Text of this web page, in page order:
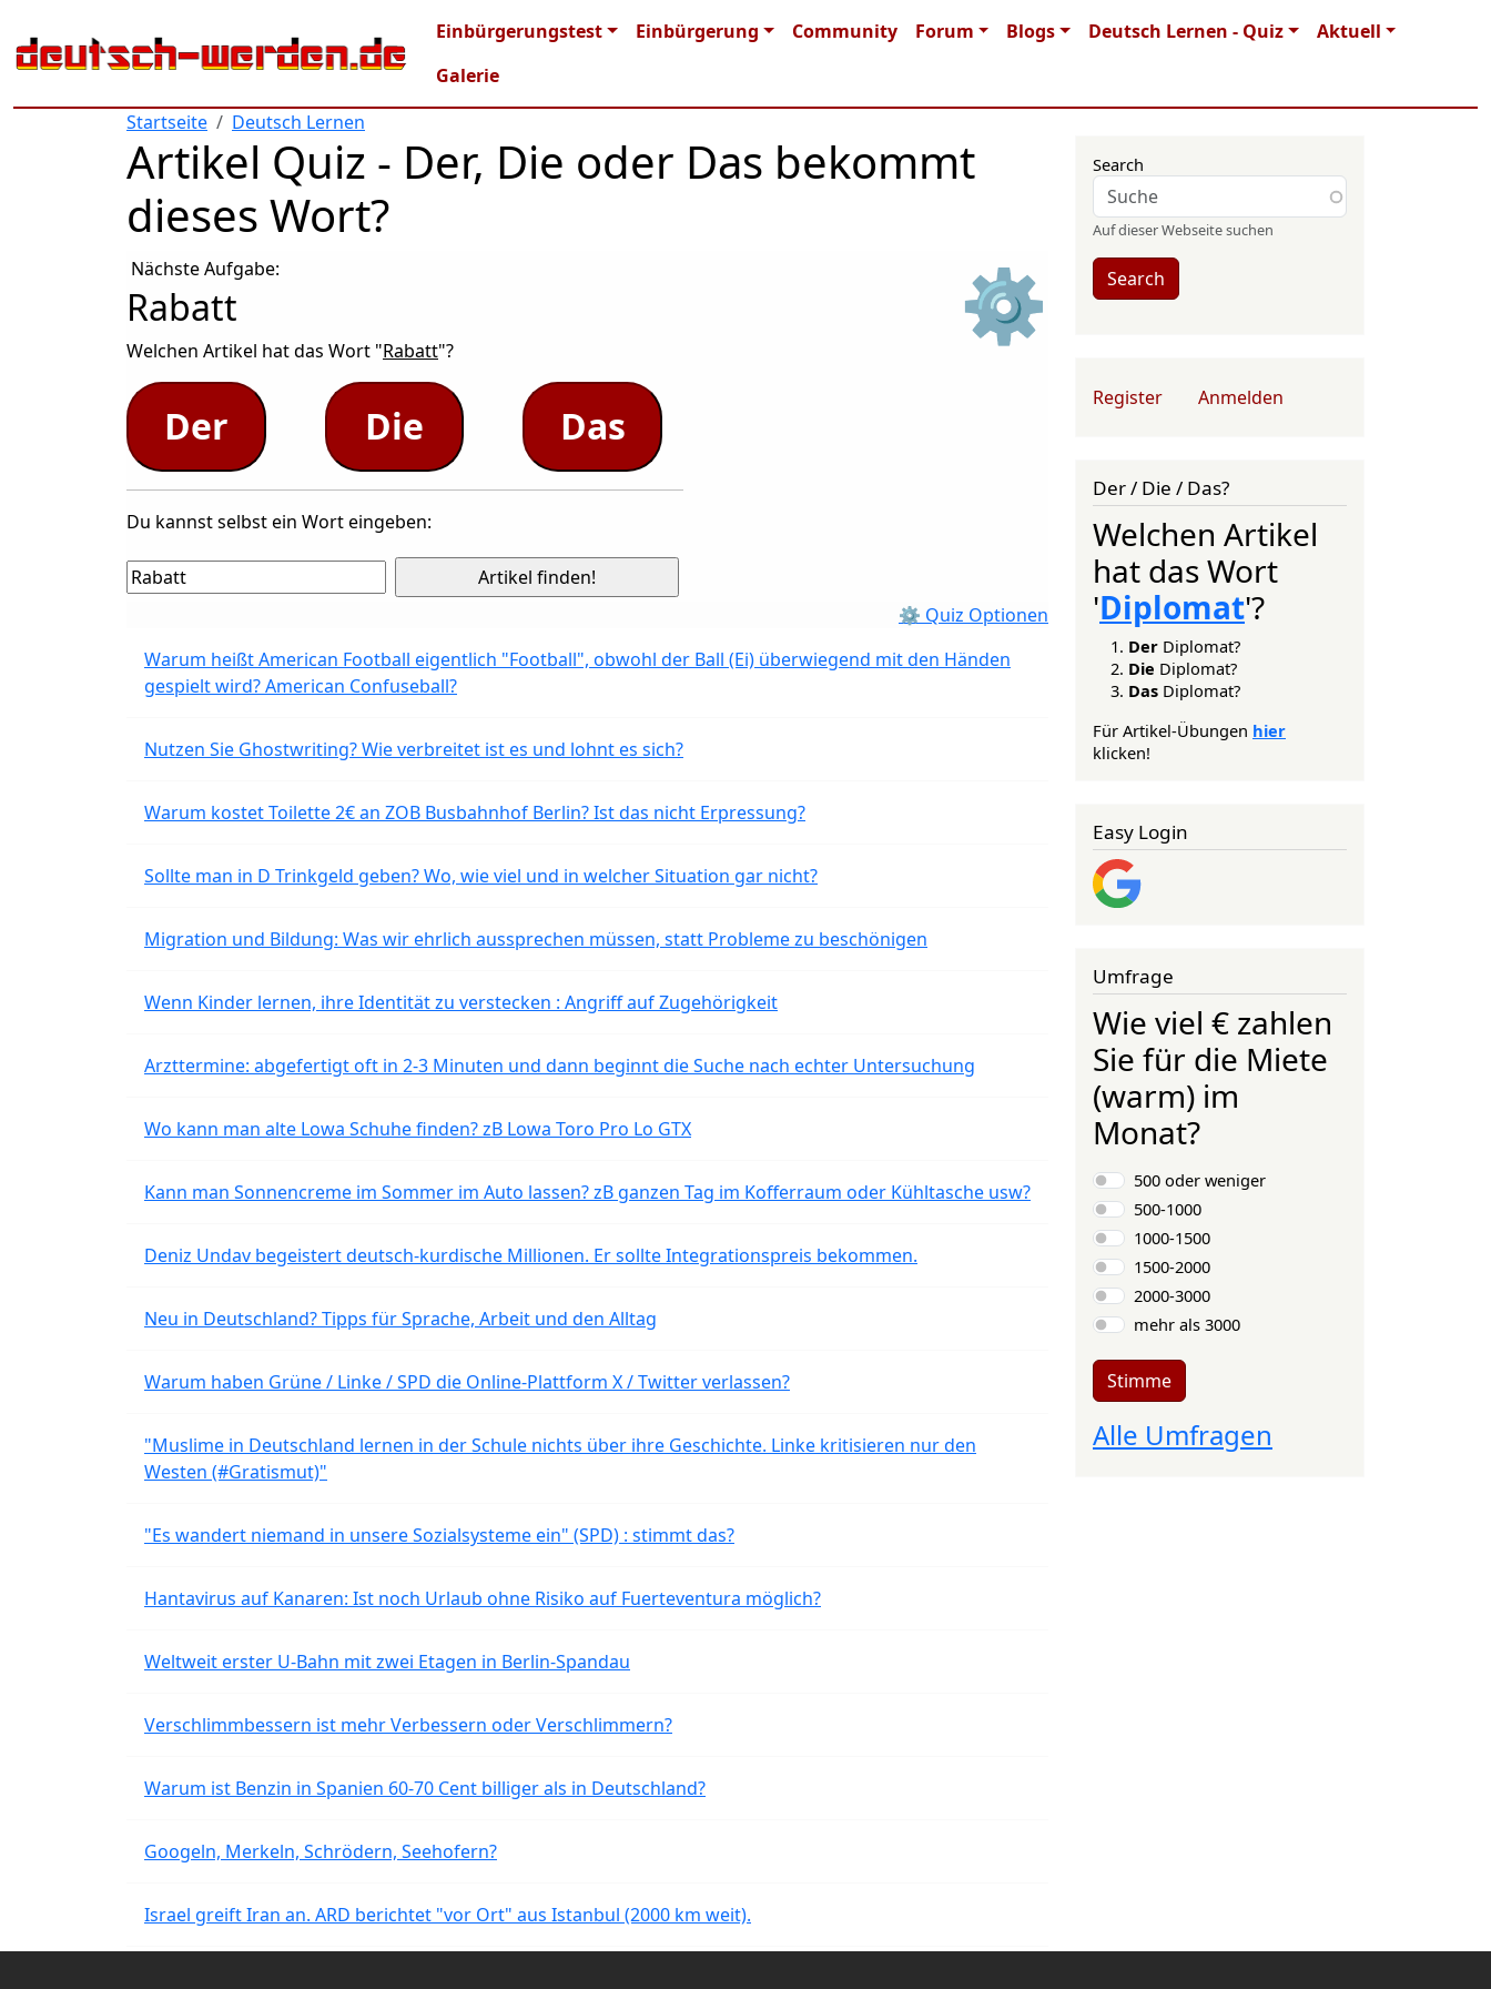
Main navigation
Einbürgerungstest Einbürgerung Community Forum Blogs Deutsch Lernen - Quiz
Aktuell
Galerie
Startseite
Deutsch Lernen
Artikel Quiz - Der, Die oder Das bekommt
dieses Wort?
⚙
Nächste Aufgabe:
Rabatt
Welchen Artikel hat das Wort "Rabatt"?
Der Die Das
Du kannst selbst ein Wort eingeben:
⚙ Quiz Optionen
Warum heißt American Football eigentlich "Football", obwohl der Ball (Ei) überwiegend mit den Händen
gespielt wird? American Confuseball?
Nutzen Sie Ghostwriting? Wie verbreitet ist es und lohnt es sich?
Warum kostet Toilette 2€ an ZOB Busbahnhof Berlin? Ist das nicht Erpressung?
Sollte man in D Trinkgeld geben? Wo, wie viel und in welcher Situation gar nicht?
Migration und Bildung: Was wir ehrlich aussprechen müssen, statt Probleme zu beschönigen
Wenn Kinder lernen, ihre Identität zu verstecken : Angriff auf Zugehörigkeit
Arzttermine: abgefertigt oft in 2-3 Minuten und dann beginnt die Suche nach echter Untersuchung
Wo kann man alte Lowa Schuhe finden? zB Lowa Toro Pro Lo GTX
Kann man Sonnencreme im Sommer im Auto lassen? zB ganzen Tag im Kofferraum oder Kühltasche usw?
Deniz Undav begeistert deutsch-kurdische Millionen. Er sollte Integrationspreis bekommen.
Neu in Deutschland? Tipps für Sprache, Arbeit und den Alltag
Warum haben Grüne / Linke / SPD die Online-Plattform X / Twitter verlassen?
"Muslime in Deutschland lernen in der Schule nichts über ihre Geschichte. Linke kritisieren nur den
Westen (#Gratismut)"
"Es wandert niemand in unsere Sozialsysteme ein" (SPD) : stimmt das?
Hantavirus auf Kanaren: Ist noch Urlaub ohne Risiko auf Fuerteventura möglich?
Weltweit erster U-Bahn mit zwei Etagen in Berlin-Spandau
Verschlimmbessern ist mehr Verbessern oder Verschlimmern?
Warum ist Benzin in Spanien 60-70 Cent billiger als in Deutschland?
Googeln, Merkeln, Schrödern, Seehofern?
Israel greift Iran an. ARD berichtet "vor Ort" aus Istanbul (2000 km weit).
Search
Auf dieser Webseite suchen
Search
User account menu
Register Anmelden
Der / Die / Das?
Welchen Artikel
hat das Wort
'Diplomat'?
Der Diplomat?
Die Diplomat?
Das Diplomat?
Für Artikel-Übungen hier
klicken!
Easy Login
Umfrage
Wie viel € zahlen
Sie für die Miete
(warm) im
Monat?
Auswahlmöglichkeiten
500 oder weniger
500-1000
1000-1500
1500-2000
2000-3000
mehr als 3000
Stimme
Alle Umfragen